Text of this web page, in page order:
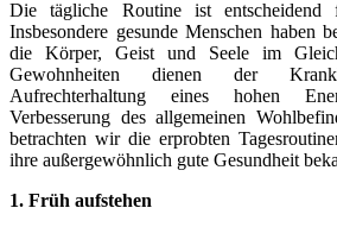
Die tägliche Routine ist entscheidend
Insbesondere gesunde Menschen haben
die Körper, Geist und Seele im
Gewohnheiten dienen der
Aufrechterhaltung eines hohen
Verbesserung des allgemeinen
betrachten wir die erprobten
ihre außergewöhnlich gute Gesundheit
1. Früh aufstehen